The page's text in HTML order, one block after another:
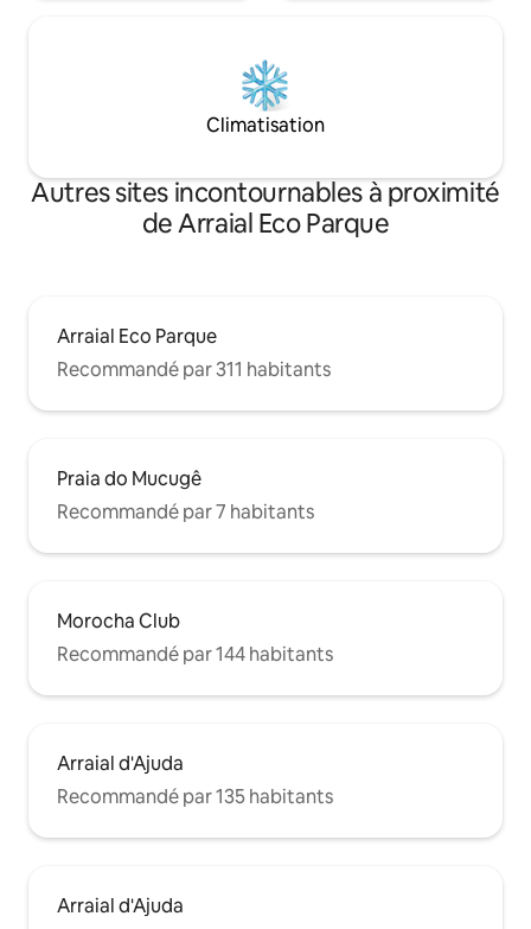
Climatisation
Autres sites incontournables à proximité
de Arraial Eco Parque
Arraial Eco Parque
Recommandé par 311 habitants
Praia do Mucugê
Recommandé par 7 habitants
Morocha Club
Recommandé par 144 habitants
Arraial d'Ajuda
Recommandé par 135 habitants
Arraial d'Ajuda